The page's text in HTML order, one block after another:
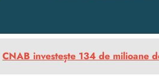
CNAB investește 134 de milioane